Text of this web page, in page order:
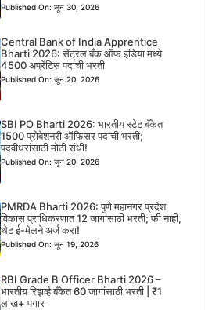
Published On: जून 30, 2026
Central Bank of India Apprentice
Bharti 2026: सेंट्रल बँक ऑफ इंडिया मध्ये
4500 अप्रेंटिस पदांची भरती
Published On: जून 20, 2026
SBI PO Bharti 2026: भारतीय स्टेट बँकेत
1500 प्रोबेशनरी ऑफिसर पदांची भरती;
पदवीधरांसाठी मोठी संधी!
Published On: जून 20, 2026
PMRDA Bharti 2026: पुणे महानगर प्रदेश
विकास प्राधिकरणात 12 जागांसाठी भरती; फी नाही,
थेट ई-मेलने अर्ज करा!
Published On: जून 19, 2026
RBI Grade B Officer Bharti 2026 –
भारतीय रिझर्व्ह बँकेत 60 जागांसाठी भरती | ₹1
लाख+ पगार